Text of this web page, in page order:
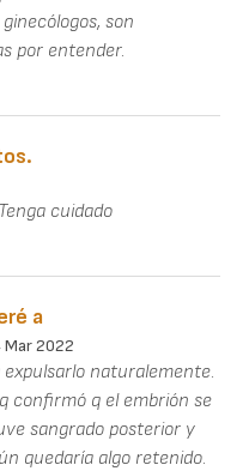
son
por entender.
cuidado
a
Mar 2022
expulsarlo naturalemente.
confirmó q el embrión se
sangrado posterior y
quedaría algo retenido.